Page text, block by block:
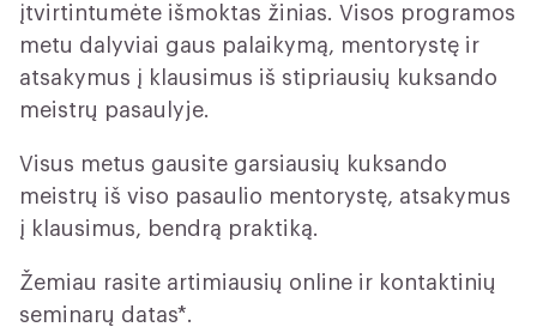
įtvirtintumėte išmoktas žinias. Visos programos
metu dalyviai gaus palaikymą, mentorystę ir
atsakymus į klausimus iš stipriausių kuksando
meistrų pasaulyje.
Visus metus gausite garsiausių kuksando
meistrų iš viso pasaulio mentorystę, atsakymus
į klausimus, bendrą praktiką.
Žemiau rasite artimiausių online ir kontaktinių
seminarų datas*.